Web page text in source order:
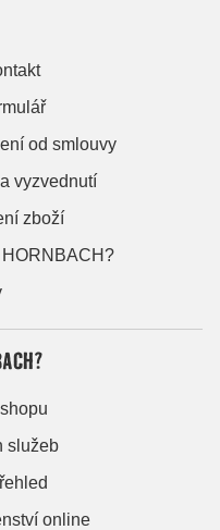
od smlouvy
vyzvednutí
zboží
služeb
online